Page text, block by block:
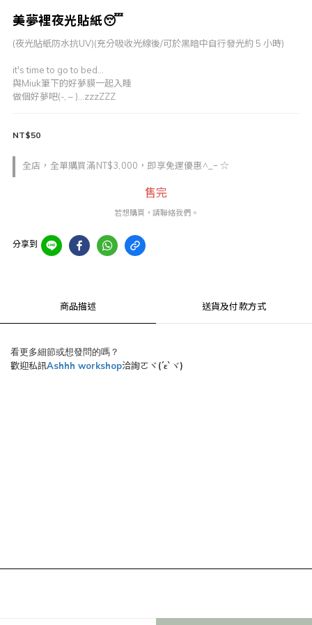
美夢裡夜光貼紙😴
(夜光貼紙防水抗UV)(充分吸收光線後/可於黑暗中自行發光約 5 小時)
it's time to go to bed...
與Miuk筆下的好夢貘一起入睡
做個好夢吧(-, – )…zzzZZZ
全店，全單購買滿NT$3,000，即享免運優惠^_ｰ ☆
NT$50
售完
若想購買，請聯絡我們。
分享到
商品描述 送貨及付款方式
看更多細節或想發問的嗎？
歡迎私訊Ashhh workshop洽詢ㄛヾ(´ε` ヾ)